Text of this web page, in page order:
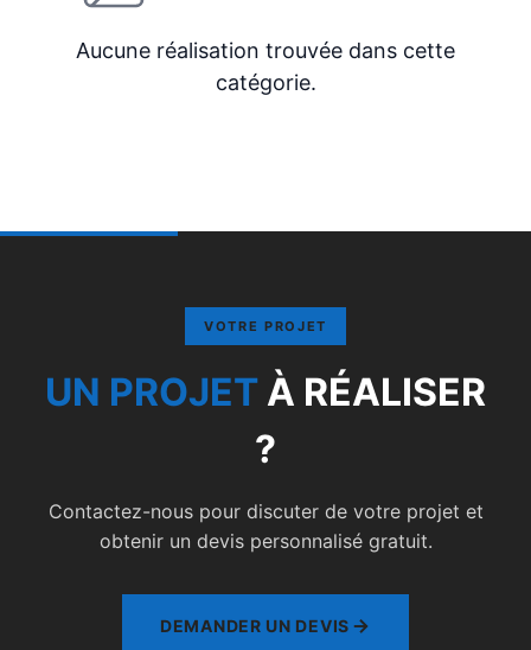
Aucune réalisation trouvée dans cette
catégorie.
VOTRE PROJET
UN PROJET À RÉALISER
?
Contactez-nous pour discuter de votre projet et
obtenir un devis personnalisé gratuit.
DEMANDER UN DEVIS